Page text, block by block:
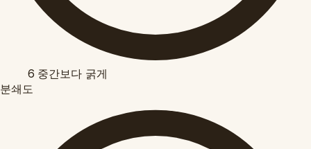
6 중간보다 굵게
분쇄도